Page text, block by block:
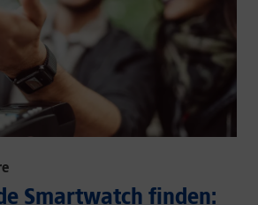
Smartwatch finden: